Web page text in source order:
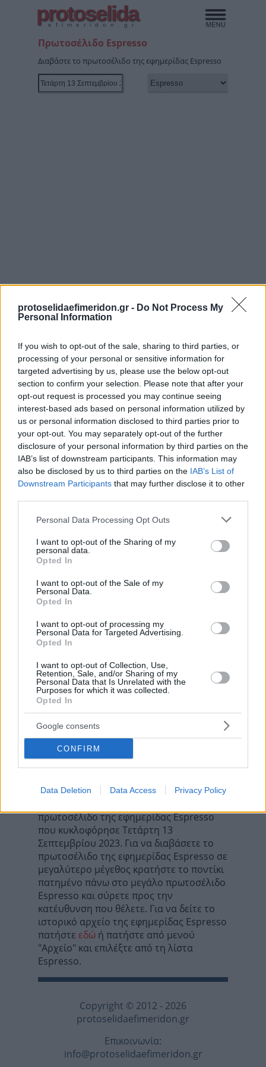
protoselidaefimeridon.gr - Do Not Process My
Personal Information
If you wish to opt-out of the sale, sharing to third parties, or
processing of your personal or sensitive information for
targeted advertising by us, please use the below opt-out
section to confirm your selection. Please note that after your
opt-out request is processed you may continue seeing
interest-based ads based on personal information utilized by
us or personal information disclosed to third parties prior to
your opt-out. You may separately opt-out of the further
disclosure of your personal information by third parties on the
IAB’s list of downstream participants. This information may
also be disclosed by us to third parties on the IAB’s List of
Downstream Participants that may further disclose it to other
Please note that this website/app uses one or more Google
not limited to your visit or usage behaviour. You may click to
grant or deny consent to Google and its third-party tags to
use your data for below specified purposes in below Google
consent section.
Personal Data Processing Opt Outs
I want to opt-out of the Sharing of my
personal data.
Opted In
I want to opt-out of the Sale of my
Personal Data.
Opted In
I want to opt-out of processing my
Personal Data for Targeted Advertising.
Opted In
I want to opt-out of Collection, Use,
Retention, Sale, and/or Sharing of my
Personal Data that Is Unrelated with the
Purposes for which it was collected.
Opted In
Google consents
CONFIRM
Data Deletion Data Access Privacy Policy
protoselida
efimeridon.gr
Πρωτοσέλιδο Espresso
Διαβάστε το πρωτοσέλιδο της εφημερίδας Espresso
Προηγούμενη
Εστία
Επόμενη
Των συντακτών
Προηγούμενη
Εστία
Των συντακτών
Τα σχόλια έχουν απενεργοποιηθεί για
όλους προσωρινά!
πρωτοσέλιδο της εφημερίδας Espresso
που κυκλοφόρησε Τετάρτη 13
Σεπτεμβρίου 2023. Για να διαβάσετε το
πρωτοσέλιδο της εφημερίδας Espresso σε
μεγαλύτερο μέγεθος κρατήστε το ποντίκι
πατημένο πάνω στο μεγάλο πρωτοσέλιδο
Espresso και σύρετε προς την
κατέυθυνση που θέλετε. Για να δείτε το
ιστορικό αρχείο της εφημερίδας Espresso
πατήστε εδώ ή πατήστε από μενού
"Αρχείο" και επιλέξτε από τη λίστα
Espresso.
Copyright © 2012 - 2026
protoselidaefimeridon.gr
Επικοινωνία:
info@protoselidaefimeridon.gr